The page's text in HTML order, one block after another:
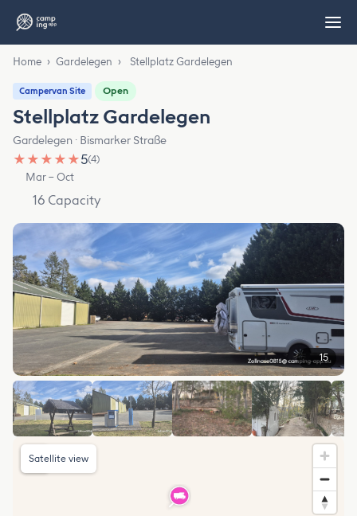
Home › Gardelegen › Stellplatz Gardelegen
Campervan Site Open
Stellplatz Gardelegen
Gardelegen · Bismarker Straße
★ ★ ★ ★ ★5(4)
Mar – Oct
16 Capacity
15
Satellite view